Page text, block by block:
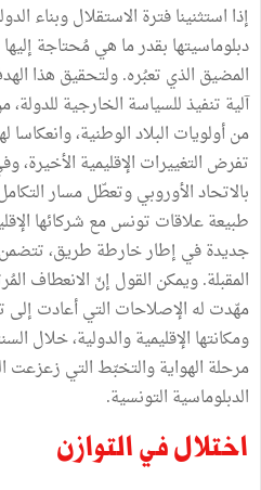
إذا استثنينا فترة الاستقلال وبناء
دبلوماسيتها بقدر ما هي مُحتاجة
المضيق الذي تعبُره. ولتحقيق هذا
آلية تنفيذ للسياسة الخارجية
من أولويات البلاد الوطنية، وانعكاسا
تفرض التغييرات الإقليمية الأخيرة،
بالاتحاد الأوروبي وتعطّل مسار
طبيعة علاقات تونس مع شركائها
جديدة في إطار خارطة طريق، تتضمن
المقبلة. ويمكن القول إنّ الانعطاف
مهّدت له الإصلاحات التي أعادت إلى
ومكانتها الإقليمية والدولية، خلال
مرحلة الهواية والتخبّط التي زعزعت
الدبلوماسية التونسية.
اختلال في التوازن